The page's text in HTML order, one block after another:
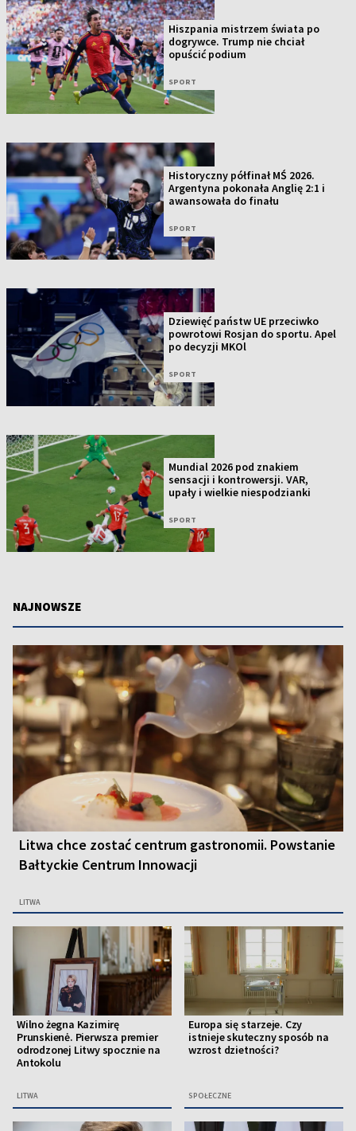
Hiszpania mistrzem świata po
dogrywce. Trump nie chciał
opuścić podium
SPORT
Historyczny półfinał MŚ 2026.
Argentyna pokonała Anglię 2:1 i
awansowała do finału
SPORT
Dziewięć państw UE przeciwko
powrotowi Rosjan do sportu. Apel
po decyzji MKOl
SPORT
Mundial 2026 pod znakiem
sensacji i kontrowersji. VAR,
upały i wielkie niespodzianki
SPORT
NAJNOWSZE
Litwa chce zostać centrum gastronomii. Powstanie
Bałtyckie Centrum Innowacji
LITWA
Wilno żegna Kazimirę
Prunskienė. Pierwsza premier
odrodzonej Litwy spocznie na
Antokolu
LITWA
Europa się starzeje. Czy
istnieje skuteczny sposób na
wzrost dzietności?
SPOŁECZNE